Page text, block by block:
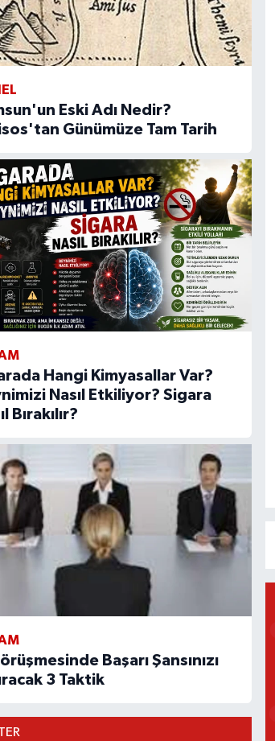
Eski Adı Nedir?
Günümüze Tam Tarih
Hangi Kimyasallar Var?
Nasıl Etkiliyor? Sigara
Bırakılır?
Başarı Şansınızı
3 Taktik